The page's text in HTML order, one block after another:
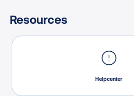
Resources
Helpcenter